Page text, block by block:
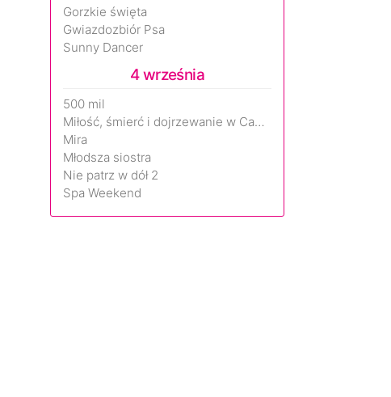
Gorzkie święta
Gwiazdozbiór Psa
Sunny Dancer
4 września
500 mil
Miłość, śmierć i dojrzewanie w Camp Miasma
Mira
Młodsza siostra
Nie patrz w dół 2
Spa Weekend